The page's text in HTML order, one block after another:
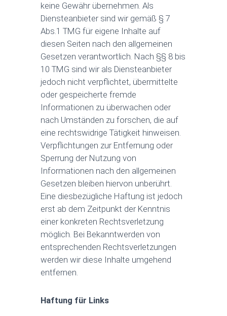
keine Gewähr übernehmen. Als
Diensteanbieter sind wir gemäß § 7
Abs.1 TMG für eigene Inhalte auf
diesen Seiten nach den allgemeinen
Gesetzen verantwortlich. Nach §§ 8 bis
10 TMG sind wir als Diensteanbieter
jedoch nicht verpflichtet, übermittelte
oder gespeicherte fremde
Informationen zu überwachen oder
nach Umständen zu forschen, die auf
eine rechtswidrige Tätigkeit hinweisen.
Verpflichtungen zur Entfernung oder
Sperrung der Nutzung von
Informationen nach den allgemeinen
Gesetzen bleiben hiervon unberührt.
Eine diesbezügliche Haftung ist jedoch
erst ab dem Zeitpunkt der Kenntnis
einer konkreten Rechtsverletzung
möglich. Bei Bekanntwerden von
entsprechenden Rechtsverletzungen
werden wir diese Inhalte umgehend
entfernen.
Haftung für Links